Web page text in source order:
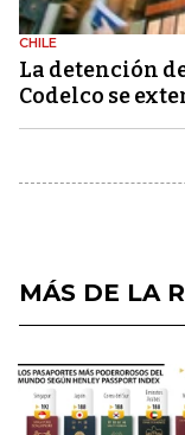
CHILE
La detención
Codelco se
MÁS DE LA